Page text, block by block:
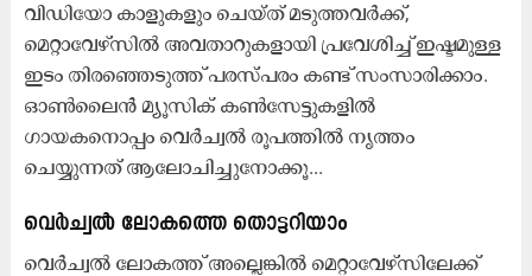
വിഡിയോ കാളുകളും ചെയ്ത് മടുത്തവർക്ക്,
മെറ്റാവേഴ്സിൽ അവതാറുകളായി പ്രവേശിച്ച് ഇഷ്ടമുള്ള
ഇടം തിരഞ്ഞെടുത്ത് പരസ്പരം കണ്ട് സംസാരിക്കാം.
ഓൺലൈൻ മ്യൂസിക് കൺസേട്ടുകളിൽ
ഗായകനൊപ്പം വെർച്വൽ രൂപത്തിൽ നൃത്തം
ചെയ്യുന്നത് ആലോചിച്ചുനോക്കൂ...
വെർച്വൽ ലോകത്തെ തൊട്ടറിയാം
വെർച്വൽ ലോകത്ത് അല്ലെങ്കിൽ മെറ്റാവേഴ്സിലേക്ക്